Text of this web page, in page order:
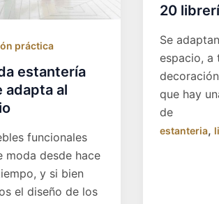
práctica
estantería
adapta al
funcionales
moda desde hace
y si bien
el diseño de los
20
Se
espacio, a
que hay
de
estanteria,